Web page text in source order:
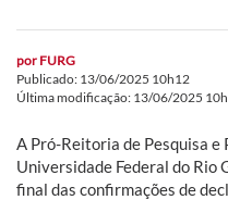
por FURG
Publicado: 13/06/2025 10h12
Última modificação: 13/06/2025
A Pró-Reitoria de Pesquisa e
Universidade Federal do Rio
final das confirmações de